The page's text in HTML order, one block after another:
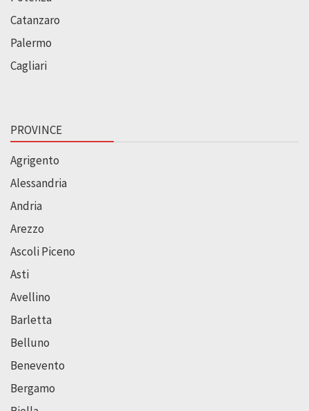
Catanzaro
Palermo
Cagliari
PROVINCE
Agrigento
Alessandria
Andria
Arezzo
Ascoli Piceno
Asti
Avellino
Barletta
Belluno
Benevento
Bergamo